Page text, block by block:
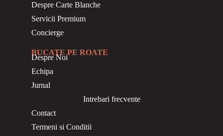
Despre Carte Blanche
Servicii Premium
Concierge
BUCATE PE ROATE
Despre Noi
Echipa
Jurnal
Intrebari frecvente
Contact
Termeni si Conditii